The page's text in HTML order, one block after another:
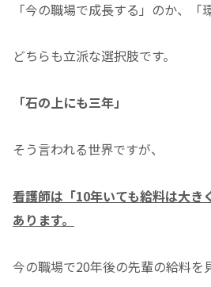
「今の職場で成長する」のか、「
どちらも立派な選択肢です。
「石の上にも三年」
そう言われる世界ですが、
看護師は「10年いても給料は大き
あります。
今の職場で20年後の先輩の給料を